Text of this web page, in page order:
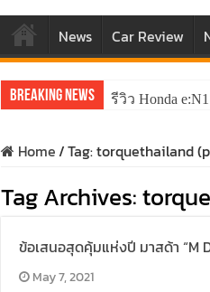
News Car Review
Breaking News รีวิว Honda
รีวิว ลองขับ All
Home/Tag:torquethailand
Tag Archives:
ข้อเสนอสุดคุ้มแห่งปี มาสด้า “M
May 7, 2021